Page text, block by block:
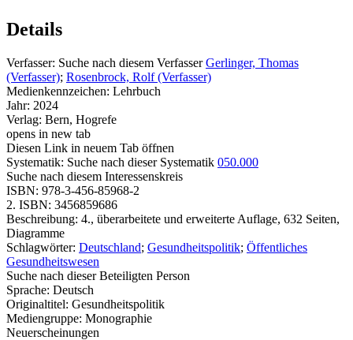
Details
Verfasser: Suche nach diesem Verfasser Gerlinger, Thomas
(Verfasser); Rosenbrock, Rolf (Verfasser)
Medienkennzeichen: Lehrbuch
Jahr: 2024
Verlag: Bern, Hogrefe
opens in new tab
Diesen Link in neuem Tab öffnen
Systematik: Suche nach dieser Systematik 050.000
Suche nach diesem Interessenskreis
ISBN: 978-3-456-85968-2
2. ISBN: 3456859686
Beschreibung: 4., überarbeitete und erweiterte Auflage, 632 Seiten,
Diagramme
Schlagwörter: Deutschland; Gesundheitspolitik; Öffentliches
Gesundheitswesen
Suche nach dieser Beteiligten Person
Sprache: Deutsch
Originaltitel: Gesundheitspolitik
Mediengruppe: Monographie
Neuerscheinungen